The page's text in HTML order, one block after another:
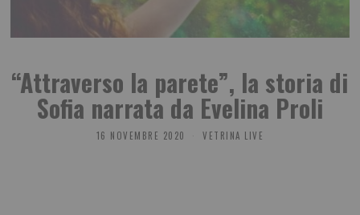
“Attraverso la parete”, la storia di
Sofia narrata da Evelina Proli
16 NOVEMBRE 2020 VETRINA LIVE